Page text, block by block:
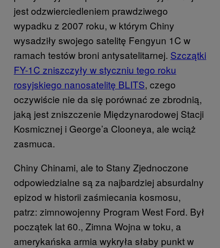
jest odzwierciedleniem prawdziwego
wypadku z 2007 roku, w którym Chiny
wysadziły swojego satelitę Fengyun 1C w
ramach testów broni antysatelitarnej. Szczątki
FY-1C zniszczyły w styczniu tego roku
rosyjskiego nanosatelitę BLITS, czego
oczywiście nie da się porównać ze zbrodnią,
jaką jest zniszczenie Międzynarodowej Stacji
Kosmicznej i George’a Clooneya, ale wciąż
zasmuca.
Chiny Chinami, ale to Stany Zjednoczone
odpowiedzialne są za najbardziej absurdalny
epizod w historii zaśmiecania kosmosu,
patrz: zimnowojenny Program West Ford. Był
początek lat 60., Zimna Wojna w toku, a
amerykańska armia wykryła słaby punkt w